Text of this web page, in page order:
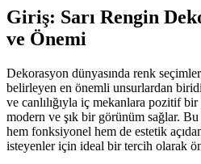
Giriş: Sarı Rengin
ve Önemi
Dekorasyon dünyasında renk
belirleyen en önemli unsurlardan
ve canlılığıyla iç mekanlara pozitif
modern ve şık bir görünüm sağlar. Bu
hem fonksiyonel hem de estetik
isteyenler için ideal bir tercih olarak